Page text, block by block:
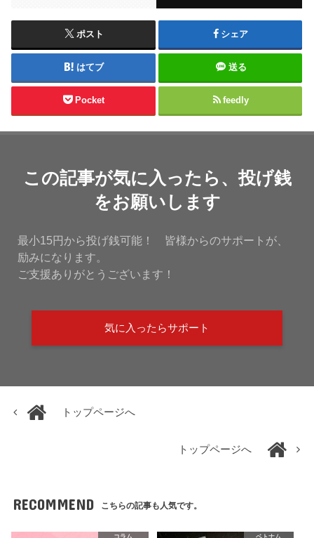
ポスト シェア
はてブ 送る
Pocket feedly
この記事が気に入ったら、投げ銭
をお願いします
最小15円から投げ銭可能！ 皆様からのサポートが、
励みになります。
ご支援ありがとうございます！
気に入ったらサポート
トップページへ
トップページへ
RECOMMEND こちらの記事も人気です。
コラム ベトナム